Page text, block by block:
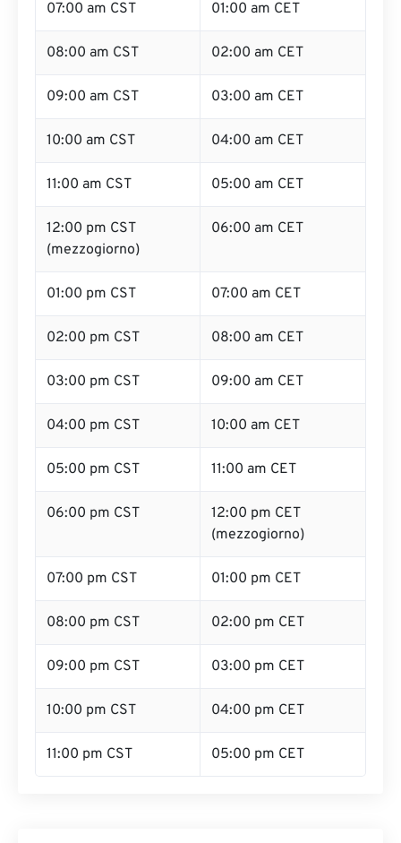
07:00 am CST 01:00 am CET
08:00 am CST 02:00 am CET
09:00 am CST 03:00 am CET
10:00 am CST 04:00 am CET
11:00 am CST 05:00 am CET
12:00 pm CST
(mezzogiorno)
06:00 am CET
01:00 pm CST 07:00 am CET
02:00 pm CST 08:00 am CET
03:00 pm CST 09:00 am CET
04:00 pm CST 10:00 am CET
05:00 pm CST 11:00 am CET
06:00 pm CST
12:00 pm CET
(mezzogiorno)
07:00 pm CST 01:00 pm CET
08:00 pm CST 02:00 pm CET
09:00 pm CST 03:00 pm CET
10:00 pm CST 04:00 pm CET
11:00 pm CST 05:00 pm CET